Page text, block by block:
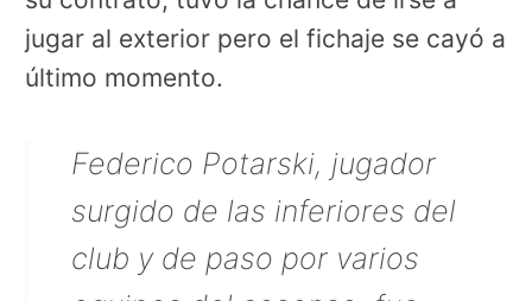
jugar al exterior pero el fichaje se cayó a
último momento.
Federico Potarski, jugador
surgido de las inferiores del
club y de paso por varios